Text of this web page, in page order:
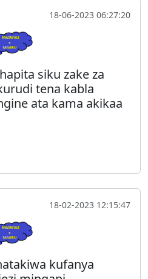
18-06-2023 06:27:20
siku zake za
tena kabla
ata kama akikaa
18-02-2023 12:15:47
kufanya